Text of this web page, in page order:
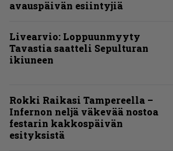
avauspäivän esiintyjiä
Livearvio: Loppuunmyyty
Tavastia saatteli Sepulturan
ikiuneen
Rokki Raikasi Tampereella –
Infernon neljä väkevää nostoa
festarin kakkospäivän
esityksistä